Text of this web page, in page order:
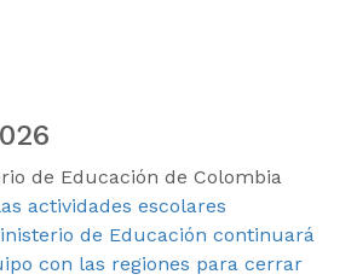
de Educación de Colombia
actividades escolares
de Educación continuará
con las regiones para cerrar